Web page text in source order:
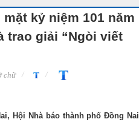
kỷ niệm 101 năm
trao giải “Ngòi viết
chữ
Hội Nhà báo thành phố Đồng Nai